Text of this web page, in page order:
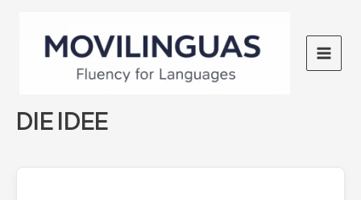
contenido
MAIN
DIE IDEE